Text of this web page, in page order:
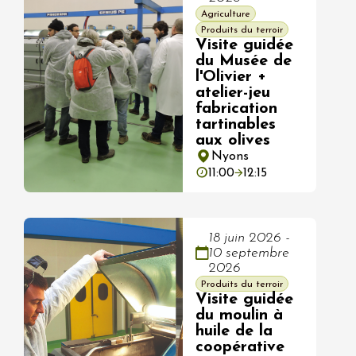
Agriculture
Produits du terroir
Visite guidée
du Musée de
l'Olivier +
atelier-jeu
fabrication
tartinables
aux olives
Nyons
11:00
12:15
18 juin 2026 -
10 septembre
2026
Produits du terroir
Visite guidée
du moulin à
huile de la
coopérative